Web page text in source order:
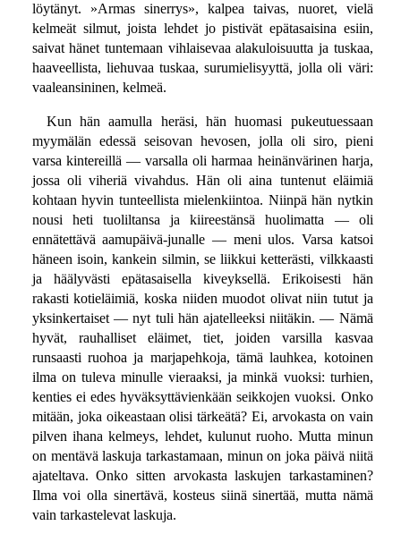
löytänyt. »Armas sinerrys», kalpea taivas, nuoret, vielä
kelmeät silmut, joista lehdet jo pistivät epätasaisina esiin,
saivat hänet tuntemaan vihlaisevaa alakuloisuutta ja tuskaa,
haaveellista, liehuvaa tuskaa, surumielisyyttä, jolla oli väri:
vaaleansininen, kelmeä.
Kun hän aamulla heräsi, hän huomasi pukeutuessaan
myymälän edessä seisovan hevosen, jolla oli siro, pieni
varsa kintereillä — varsalla oli harmaa heinänvärinen harja,
jossa oli viheriä vivahdus. Hän oli aina tuntenut eläimiä
kohtaan hyvin tunteellista mielenkiintoa. Niinpä hän nytkin
nousi heti tuoliltansa ja kiireestänsä huolimatta — oli
ennätettävä aamupäivä-junalle — meni ulos. Varsa katsoi
häneen isoin, kankein silmin, se liikkui ketterästi, vilkkaasti
ja häälyvästi epätasaisella kiveyksellä. Erikoisesti hän
rakasti kotieläimiä, koska niiden muodot olivat niin tutut ja
yksinkertaiset — nyt tuli hän ajatelleeksi niitäkin. — Nämä
hyvät, rauhalliset eläimet, tiet, joiden varsilla kasvaa
runsaasti ruohoa ja marjapehkoja, tämä lauhkea, kotoinen
ilma on tuleva minulle vieraaksi, ja minkä vuoksi: turhien,
kenties ei edes hyväksyttävienkään seikkojen vuoksi. Onko
mitään, joka oikeastaan olisi tärkeätä? Ei, arvokasta on vain
pilven ihana kelmeys, lehdet, kulunut ruoho. Mutta minun
on mentävä laskuja tarkastamaan, minun on joka päivä niitä
ajateltava. Onko sitten arvokasta laskujen tarkastaminen?
Ilma voi olla sinertävä, kosteus siinä sinertää, mutta nämä
vain tarkastelevat laskuja.